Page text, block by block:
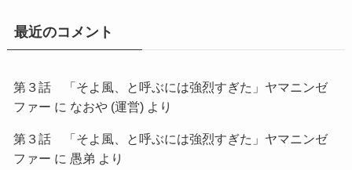
最近のコメント
第３話 「そよ風、と呼ぶには強烈すぎた」ヤマニンゼ
ファー に なおや (運営)より
第３話 「そよ風、と呼ぶには強烈すぎた」ヤマニンゼ
ファー に 愚弟 より